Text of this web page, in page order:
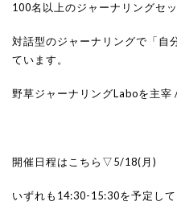
100名以上のジャーナリングセ
対話型のジャーナリングで「自
ています。
野草ジャーナリングLaboを主宰
開催日程はこちら▽5/18(月)
いずれも14:30-15:30を予定して